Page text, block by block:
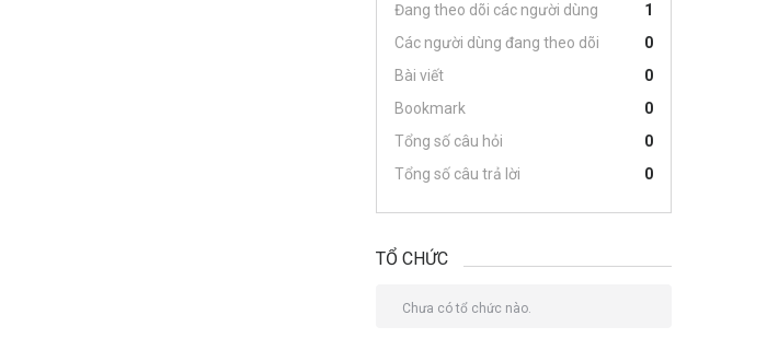
Đang theo dõi các người dùng
1
Các người dùng đang theo dõi
0
Bài viết
0
Bookmark
0
Tổng số câu hỏi
0
Tổng số câu trả lời
0
TỔ CHỨC
Chưa có tổ chức nào.